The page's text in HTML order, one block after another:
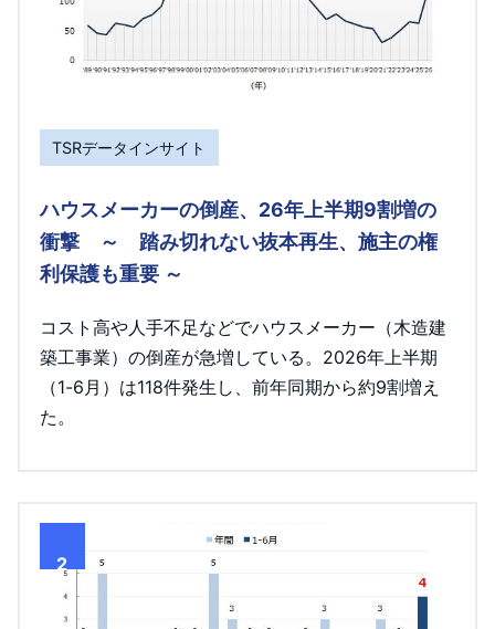
TSRデータインサイト
ハウスメーカーの倒産、26年上半期9割増の
衝撃 ～ 踏み切れない抜本再生、施主の権
利保護も重要 ～
コスト高や人手不足などでハウスメーカー（木造建
築工事業）の倒産が急増している。2026年上半期
（1-6月）は118件発生し、前年同期から約9割増え
た。
2